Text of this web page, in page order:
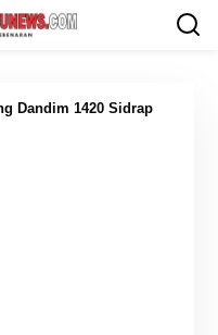
Dandim 1420 Sidrap